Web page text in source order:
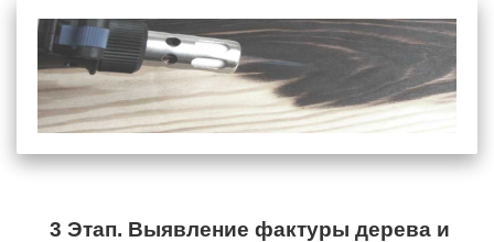
3 Этап. Выявление фактуры дерева и